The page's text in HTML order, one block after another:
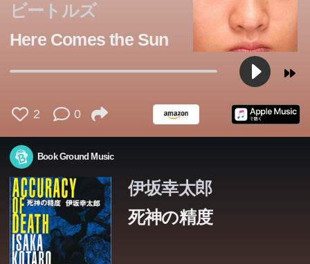
ビートルズ
Here Comes the Sun
2 0
Book Ground Music
伊坂幸太郎
死神の精度